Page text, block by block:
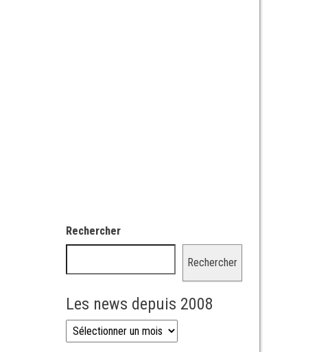
Rechercher
Rechercher
Les news depuis 2008
Les news depuis 2008